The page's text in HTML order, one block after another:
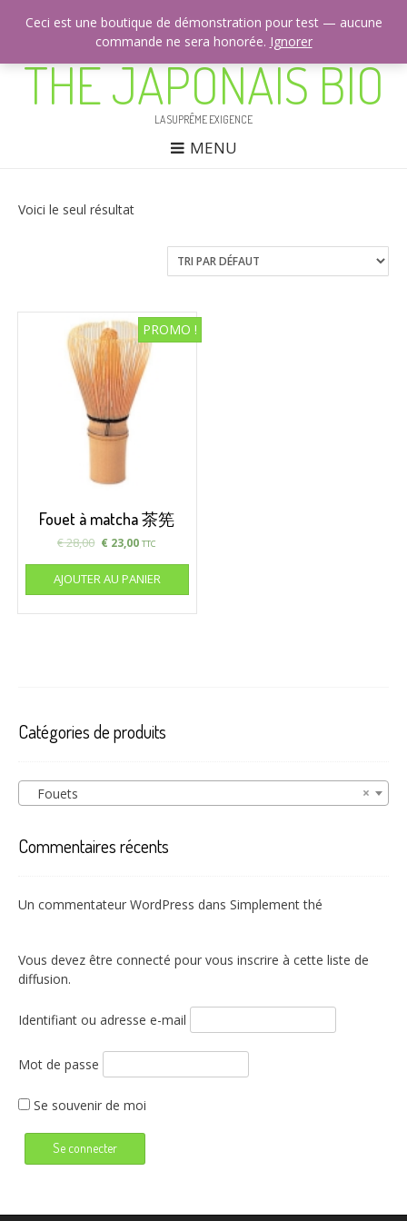
CONTACTEZ-NOUS: +33 (0)9 53 42 51 25
THÉ JAPONAIS BIO
LA SUPRÊME EXIGENCE
MENU
Voici le seul résultat
PROMO !
Fouet à matcha 茶筅
€28,00 € 23,00 TTC
AJOUTER AU PANIER
Catégories de produits
×
Fouets
Commentaires récents
Un commentateur WordPress dans Simplement thé
Vous devez être connecté pour vous inscrire à cette liste de
diffusion.
Identifiant ou adresse e-mail
Mot de passe
Se souvenir de moi
Ceci est une boutique de démonstration pour test — aucune
commande ne sera honorée. Ignorer